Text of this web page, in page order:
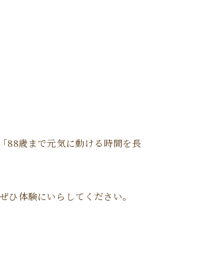
88歳まで元気に動ける時間を長
体験にいらしてください。